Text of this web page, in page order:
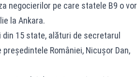
negocierilor pe care statele B9 o vor
la Ankara.
15 state, alături de secretarul
României, Nicușor Dan,